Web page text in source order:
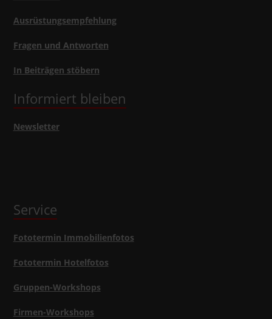
Ausrüstungsempfehlung
Fragen und Antworten
In Beiträgen stöbern
Informiert bleiben
Newsletter
Service
Fototermin Immobilienfotos
Fototermin Hotelfotos
Gruppen-Workshops
Firmen-Workshops